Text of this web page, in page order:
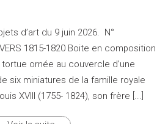
d’art du 9 juin 2026. N°
VERS 1815-1820 Boite en composition
ornée au couvercle d'une
six miniatures de la famille royale
XVIII (1755- 1824), son frère [...]